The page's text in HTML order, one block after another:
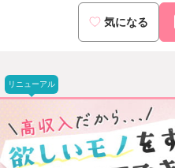
気になる
リニューアル